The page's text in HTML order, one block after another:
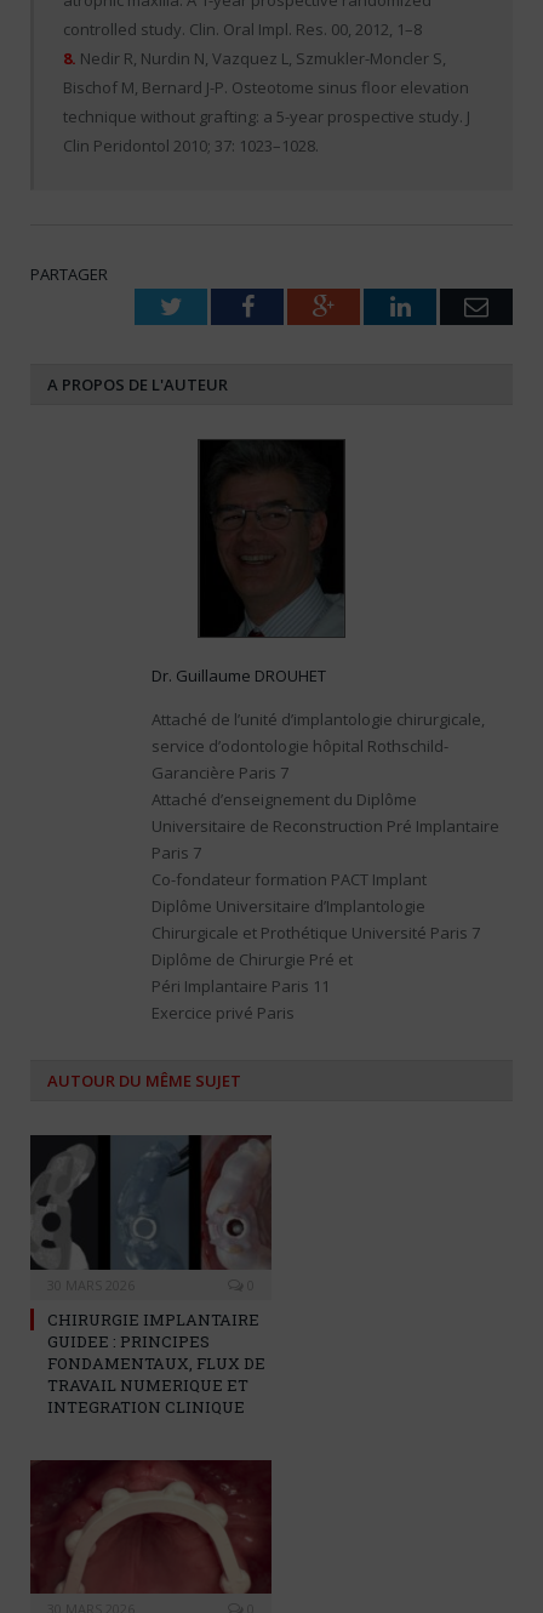
controlled study. Clin. Oral Impl. Res. 00, 2012, 1–8
8. Nedir R, Nurdin N, Vazquez L, Szmukler-Moncler S,
Bischof M, Bernard J-P. Osteotome sinus floor elevation
technique without grafting: a 5-year prospective study. J
Clin Peridontol 2010; 37: 1023–1028.
PARTAGER
TwitterFacebookGoogle+LinkedIn
A PROPOS DE L'AUTEUR
Dr. Guillaume DROUHET
Attaché de l’unité d’implantologie chirurgicale,
service d’odontologie hôpital Rothschild-
Garancière Paris 7
Attaché d’enseignement du Diplôme
Universitaire de Reconstruction Pré Implantaire
Paris 7
Co-fondateur formation PACT Implant
Diplôme Universitaire d’Implantologie
Chirurgicale et Prothétique Université Paris 7
Diplôme de Chirurgie Pré et
Péri Implantaire Paris 11
Exercice privé Paris
AUTOUR DU MÊME SUJET
CHIRURGIE IMPLANTAIRE
GUIDEE : PRINCIPES
FONDAMENTAUX, FLUX DE
TRAVAIL NUMERIQUE ET
INTEGRATION CLINIQUE